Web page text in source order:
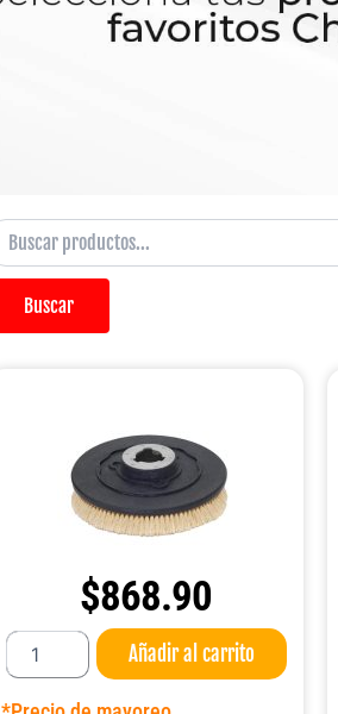
Buscar
$868.90
Base
Cepillo
Lechuguilla
19"
Añadir al carrito